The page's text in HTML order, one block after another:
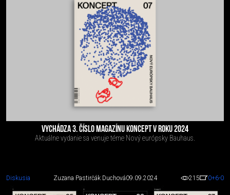
VYCHÁDZA 3. ČÍSLO MAGAZÍNU KONCEPT V ROKU 2024
Aktuálne vydanie sa venuje téme Nový európsky Bauhaus.
Diskusia Zuzana Pastirčák Duchová09.09.2024 215 0+6-0